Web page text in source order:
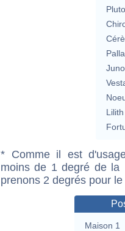
Lilith
* Comme il est
moins de 1 degré de la
prenons 2 degrés pour
Maison 1